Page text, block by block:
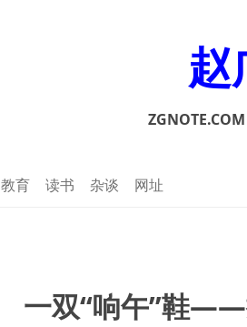
赵
教育 读书 杂谈 网址
一双“响午”鞋——